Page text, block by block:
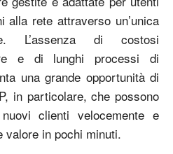
alla rete attraverso un’unica
L’assenza di costosi
e di lunghi processi di
una grande opportunità di
in particolare, che possono
clienti velocemente e
valore in pochi minuti.